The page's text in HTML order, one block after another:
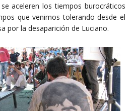
aceleren los tiempos burocráticos
que venimos tolerando desde el
por la desaparición de Luciano.